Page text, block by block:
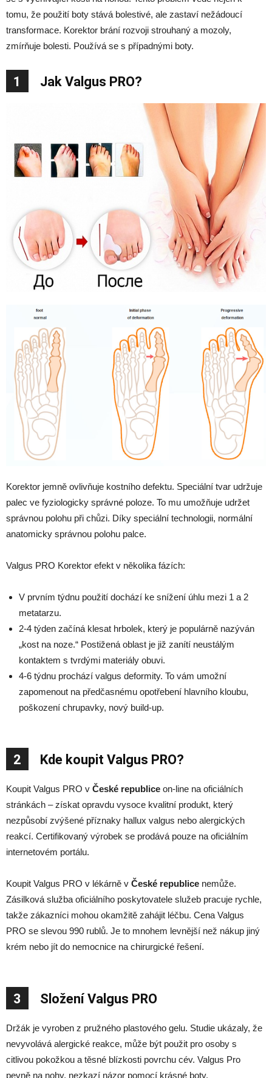
tomu, že použití boty stává bolestivé, ale zastaví nežádoucí
transformace. Korektor brání rozvoji strouhaný a mozoly,
zmírňuje bolesti. Používá se s případnými boty.
1 Jak Valgus PRO?
Korektor jemně ovlivňuje kostního defektu. Speciální tvar udržuje
palec ve fyziologicky správné poloze. To mu umožňuje udržet
správnou polohu při chůzi. Díky speciální technologii, normální
anatomicky správnou polohu palce.
Valgus PRO Korektor efekt v několika fázích:
V prvním týdnu použití dochází ke snížení úhlu mezi 1 a 2
metatarzu.
2-4 týden začíná klesat hrbolek, který je populárně nazýván
„kost na noze.“ Postižená oblast je již zanítí neustálým
kontaktem s tvrdými materiály obuvi.
4-6 týdnu prochází valgus deformity. To vám umožní
zapomenout na předčasnému opotřebení hlavního kloubu,
poškození chrupavky, nový build-up.
2 Kde koupit Valgus PRO?
Koupit Valgus PRO v České republice on-line na oficiálních
stránkách – získat opravdu vysoce kvalitní produkt, který
nezpůsobí zvýšené příznaky hallux valgus nebo alergických
reakcí. Certifikovaný výrobek se prodává pouze na oficiálním
internetovém portálu.
Koupit Valgus PRO v lékárně v České republice nemůže.
Zásilková služba oficiálního poskytovatele služeb pracuje rychle,
takže zákazníci mohou okamžitě zahájit léčbu. Cena Valgus
PRO se slevou 990 rublů. Je to mnohem levnější než nákup jiný
krém nebo jít do nemocnice na chirurgické řešení.
3 Složení Valgus PRO
Držák je vyroben z pružného plastového gelu. Studie ukázaly, že
nevyvolává alergické reakce, může být použit pro osoby s
citlivou pokožkou a těsné blízkosti povrchu cév. Valgus Pro
pevně na nohy, nezkazí názor pomocí krásné boty.